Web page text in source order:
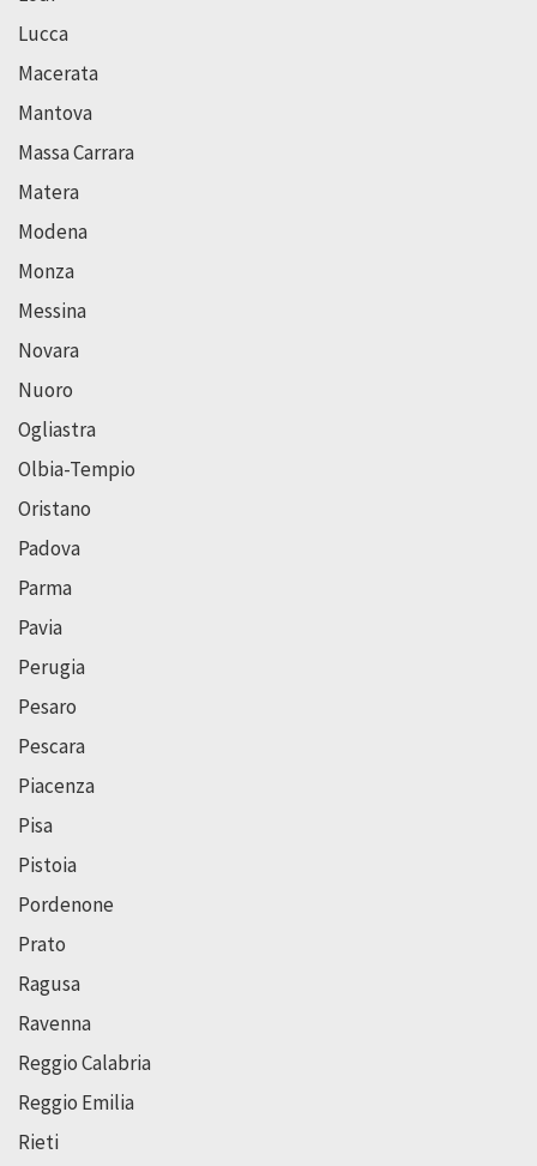
Lucca
Macerata
Mantova
Massa Carrara
Matera
Modena
Monza
Messina
Novara
Nuoro
Ogliastra
Olbia-Tempio
Oristano
Padova
Parma
Pavia
Perugia
Pesaro
Pescara
Piacenza
Pisa
Pistoia
Pordenone
Prato
Ragusa
Ravenna
Reggio Calabria
Reggio Emilia
Rieti